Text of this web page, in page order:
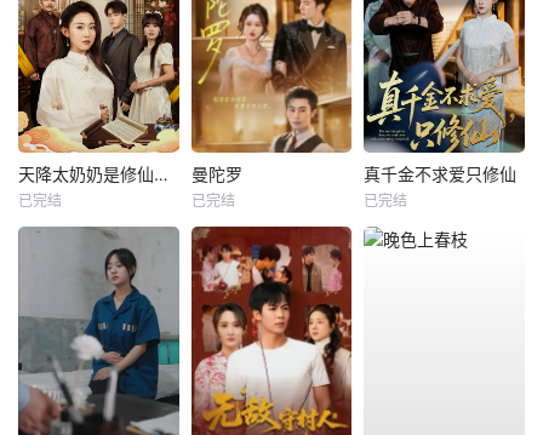
天降太奶奶是修仙老祖
已完结
曼陀罗
已完结
真千金不求爱只修仙
已完结